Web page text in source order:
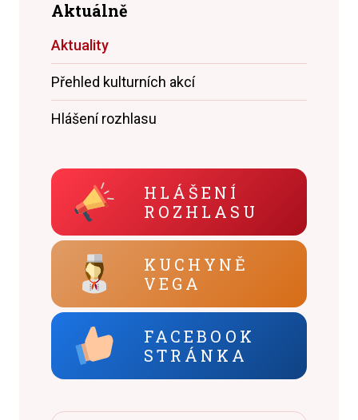
Aktuálně
Aktuality
Přehled kulturních akcí
Hlášení rozhlasu
HLÁŠENÍ
ROZHLASU
KUCHYNĚ
VEGA
FACEBOOK
STRÁNKA